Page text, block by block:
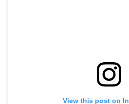
View this post on